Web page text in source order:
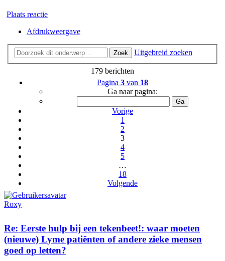
Plaats reactie
Afdrukweergave
Zoek Uitgebreid zoeken
179 berichten
Pagina 3 van 18
Ga naar pagina:
Vorige
1
2
3
4
5
…
18
Volgende
Roxy
Re: Eerste hulp bij een tekenbeet!: waar moeten
(nieuwe) Lyme patiënten of andere zieke mensen
goed op letten?